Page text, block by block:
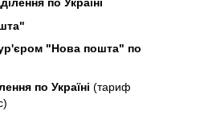
"Нова пошта" по
по Україні (тариф